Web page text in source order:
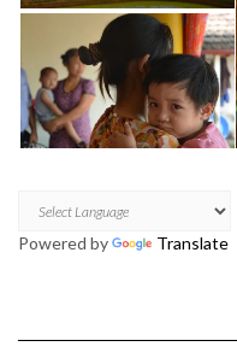
Powered by Translate